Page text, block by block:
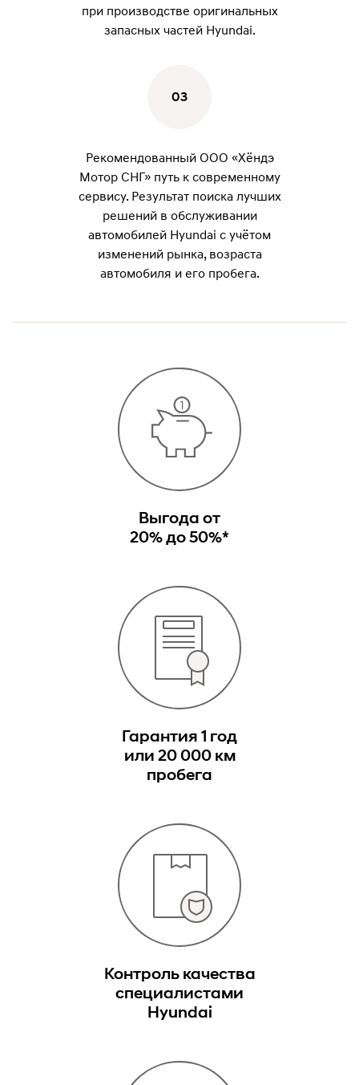
при производстве оригинальных
запасных частей Hyundai.
03
Рекомендованный ООО «Хёндэ
Мотор СНГ» путь к современному
сервису. Результат поиска лучших
решений в обслуживании
автомобилей Hyundai с учётом
изменений рынка, возраста
автомобиля и его пробега.
Выгода от
20% до 50%*
Гарантия 1 год
или 20 000 км
пробега
Контроль качества
специалистами
Hyundai